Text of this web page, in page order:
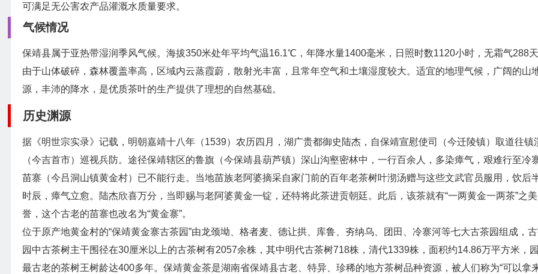
可满足无公害农产品灌溉水质量要求。
气候情况
保靖县属于亚热带湿润季风气候。海拔350米处年平均气温16.1℃，年降水量1400毫米，日照时数1120小时，无霜气288天
由于山体破碎，森林覆盖率高，区域内云蒸霞蔚，散射光丰富，且常年空气和土壤湿度较大。适宜的地理气候，广阔的山
源，丰沛的降水，是优质茶叶的生产提供了理想的自然基础。
历史渊源
据《明世宗实录》记载，明朝嘉靖十八年（1539）农历四月，湖广贵都御史陆杰，自保靖宣慰使司（今迁陵镇）取道往镇
（今吉首市）巡视兵防。途径保靖辖区的鲁旗（今保靖县葫芦镇）深山沟壑密林中，一行百余人，多染瘴气，艰难行至冷
苗寨（今吕洞山镇黄金村）已不能行走。当地苗族老阿婆摘采自家门前的百年老茶树叶沏汤赠与这些文武官员服用，饮后
时辰，瘴气立愈。陆杰欣喜万分，当即赐与老阿婆黄金一锭，还特将此茶进贡朝廷。此后，该茶就有“一两黄金一两茶”之美
誉，这个古老的苗寨也改名为“黄金寨”。
位于原产地黄金村的“保靖黄金寨古茶园”由龙颈坳、格者麦、德让拱、库鲁、夯纳乌、团田、冷寨河等七大古茶园组成，
园中古茶树主干围径在30厘米以上的古茶树有2057余株，其中明代古茶树718株，清代1339株，面积约14.86万平方米，
最古老的茶树王树龄达400多年。保靖黄金茶是湖南省保靖县古老、特异、珍稀的地方茶树品种资源，被人们称为“可以拿